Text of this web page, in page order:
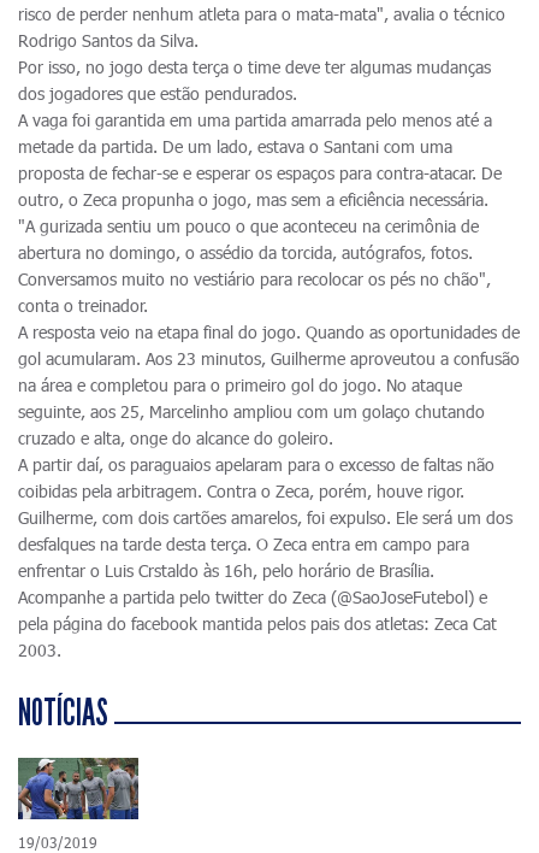
risco de perder nenhum atleta para o mata-mata", avalia o técnico
Rodrigo Santos da Silva.
Por isso, no jogo desta terça o time deve ter algumas mudanças
dos jogadores que estão pendurados.
A vaga foi garantida em uma partida amarrada pelo menos até a
metade da partida. De um lado, estava o Santani com uma
proposta de fechar-se e esperar os espaços para contra-atacar. De
outro, o Zeca propunha o jogo, mas sem a eficiência necessária.
"A gurizada sentiu um pouco o que aconteceu na cerimônia de
abertura no domingo, o assédio da torcida, autógrafos, fotos.
Conversamos muito no vestiário para recolocar os pés no chão",
conta o treinador.
A resposta veio na etapa final do jogo. Quando as oportunidades de
gol acumularam. Aos 23 minutos, Guilherme aproveutou a confusão
na área e completou para o primeiro gol do jogo. No ataque
seguinte, aos 25, Marcelinho ampliou com um golaço chutando
cruzado e alta, onge do alcance do goleiro.
A partir daí, os paraguaios apelaram para o excesso de faltas não
coibidas pela arbitragem. Contra o Zeca, porém, houve rigor.
Guilherme, com dois cartões amarelos, foi expulso. Ele será um dos
desfalques na tarde desta terça. O Zeca entra em campo para
enfrentar o Luis Crstaldo às 16h, pelo horário de Brasília.
Acompanhe a partida pelo twitter do Zeca (@SaoJoseFutebol) e
pela página do facebook mantida pelos pais dos atletas: Zeca Cat
2003.
NOTÍCIAS
19/03/2019